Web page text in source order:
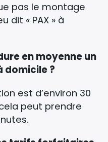
pas le montage
dit « PAX » à
en moyenne un
domicile ?
est d’environ 30
peut prendre